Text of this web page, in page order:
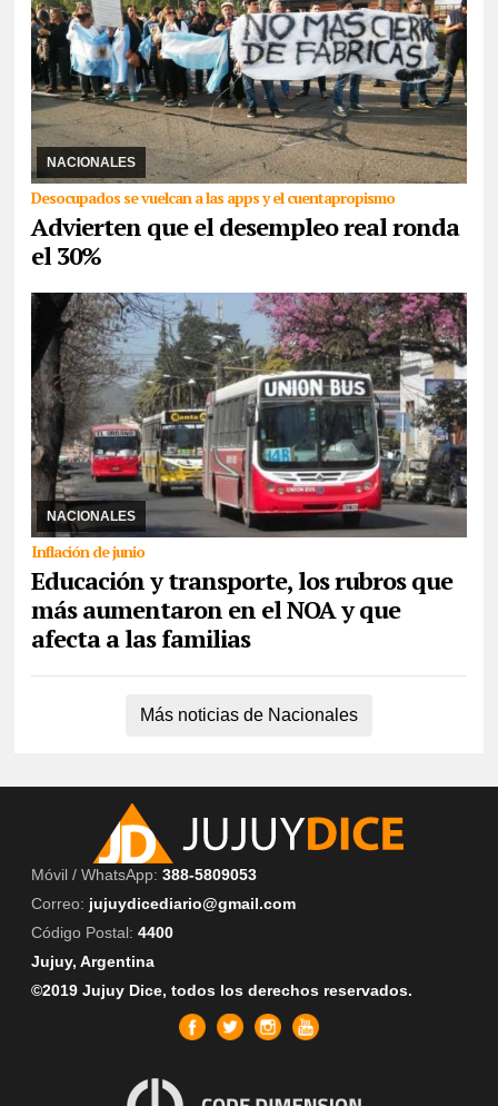
NACIONALES
Desocupados se vuelcan a las apps y el cuentapropismo
Advierten que el desempleo real ronda
el 30%
15/07/2026
La apertura de importaciones golpea directamente a
la industria textil, calzado, autopartes, entre otras, por lo que en el
primer cuatrimestre 5.654 ...
NACIONALES
Inflación de junio
Educación y transporte, los rubros que
más aumentaron en el NOA y que
afecta a las familias
15/07/2026 Los datos se desprenden de la medición del INDEC
respecto al Índice de Precios al Consumidor que se ubicó en el
orden del 1,9% en el mes anterior, po ...
Más noticias de Nacionales
Móvil / WhatsApp: 388-5809053
Correo: jujuydicediario@gmail.com
Código Postal: 4400
Jujuy, Argentina
©2019 Jujuy Dice, todos los derechos reservados.